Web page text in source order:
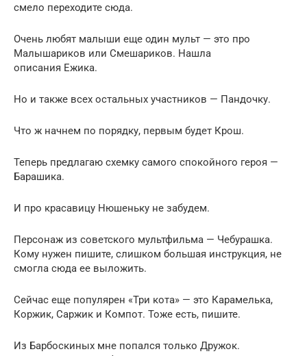
смело переходите сюда.
Очень любят малыши еще один мульт — это про
Малышариков или Смешариков. Нашла
описания Ежика.
Но и также всех остальных участников — Пандочку.
Что ж начнем по порядку, первым будет Крош.
Теперь предлагаю схемку самого спокойного героя —
Барашика.
И про красавицу Нюшеньку не забудем.
Персонаж из советского мультфильма — Чебурашка.
Кому нужен пишите, слишком большая инструкция, не
смогла сюда ее выложить.
Сейчас еще популярен «Три кота» — это Карамелька,
Коржик, Саржик и Компот. Тоже есть, пишите.
Из Барбоскиных мне попался только Дружок.